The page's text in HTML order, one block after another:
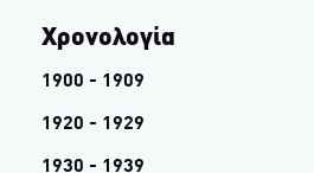
Χρονολογία
1900 - 1909
1920 - 1929
1930 - 1939